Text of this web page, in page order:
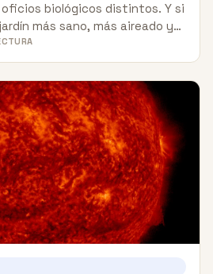
biológicos distintos. Y si
más sano, más aireado y…